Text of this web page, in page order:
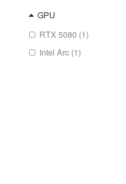
GPU
RTX 5080 (1)
Intel Arc (1)